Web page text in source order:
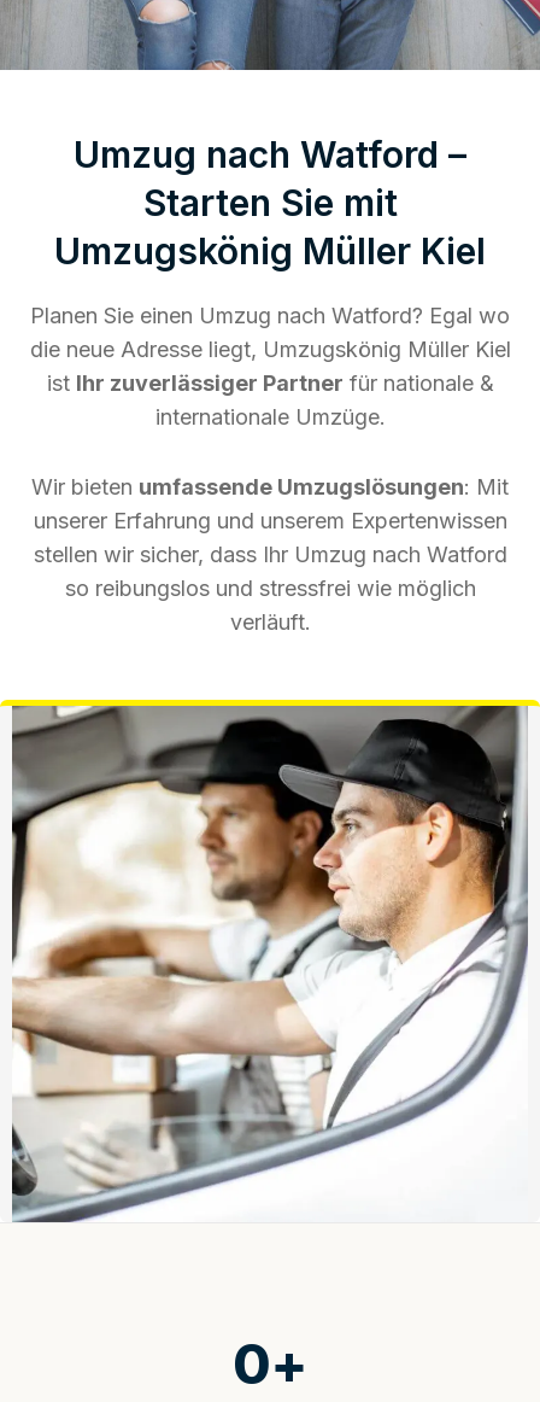
Umzug nach Watford –
Starten Sie mit
Umzugskönig Müller Kiel
Planen Sie einen Umzug nach Watford? Egal wo
die neue Adresse liegt, Umzugskönig Müller Kiel
ist Ihr zuverlässiger Partner für nationale &
internationale Umzüge.
Wir bieten umfassende Umzugslösungen: Mit
unserer Erfahrung und unserem Expertenwissen
stellen wir sicher, dass Ihr Umzug nach Watford
so reibungslos und stressfrei wie möglich
verläuft.
0+